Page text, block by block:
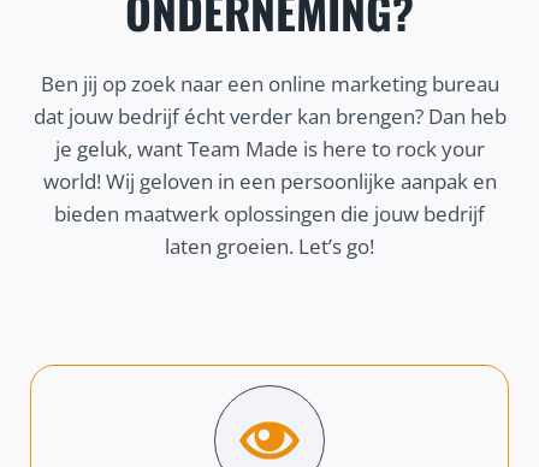
Ben jij op zoek naar een online marketing bureau
dat jouw bedrijf écht verder kan brengen? Dan heb
je geluk, want Team Made is here to rock your
world! Wij geloven in een persoonlijke aanpak en
bieden maatwerk oplossingen die jouw bedrijf
laten groeien. Let’s go!